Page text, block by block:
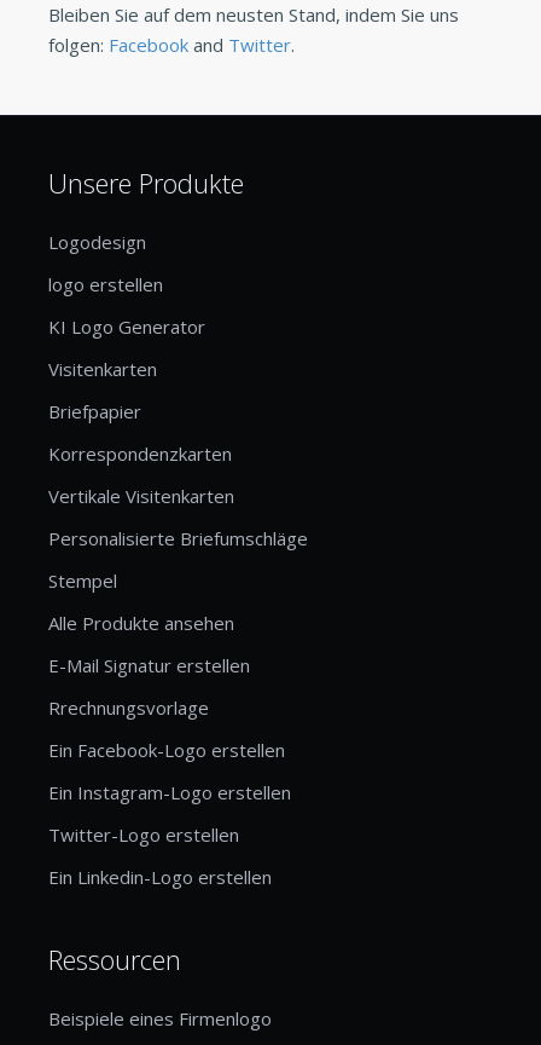
Bleiben Sie auf dem neusten Stand, indem Sie uns
folgen: Facebook and Twitter.
Unsere Produkte
Logodesign
logo erstellen
KI Logo Generator
Visitenkarten
Briefpapier
Korrespondenzkarten
Vertikale Visitenkarten
Personalisierte Briefumschläge
Stempel
Alle Produkte ansehen
E-Mail Signatur erstellen
Rrechnungsvorlage
Ein Facebook-Logo erstellen
Ein Instagram-Logo erstellen
Twitter-Logo erstellen
Ein Linkedin-Logo erstellen
Ressourcen
Beispiele eines Firmenlogo